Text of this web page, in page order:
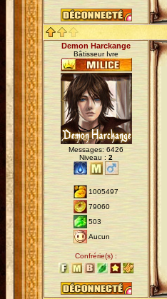
Demon Harckange
Bâtisseur Ivre
Messages: 6426
Niveau : 2
1005497
79060
503
Aucun
Confrérie(s) :